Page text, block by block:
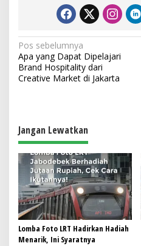
N
a
v
a
s
i
p
o
s
Pos sebelumnya
Apa yang Dapat Dipelajari
Brand Hospitality dari
Creative Market di Jakarta
Jangan Lewatkan
Lomba Foto LRT Hadirkan Hadiah
Menarik, Ini Syaratnya